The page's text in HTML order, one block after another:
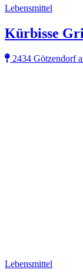
Lebensmittel
Kürbisse
2434 Götzendorf
Lebensmittel